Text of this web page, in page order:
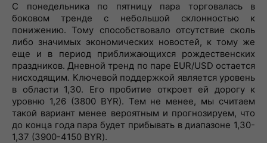
С понедельника по пятницу пара торговалась в
боковом тренде с небольшой склонностью к
понижению. Тому способствовало отсутствие сколь
либо значимых экономических новостей, к тому же
еще и в период приближающихся рождественских
праздников. Дневной тренд по паре EUR/USD остается
нисходящим. Ключевой поддержкой является уровень
в области 1,30. Его пробитие откроет ей дорогу к
уровню 1,26 (3800 BYR). Тем не менее, мы считаем
такой вариант менее вероятным и прогнозируем, что
до конца года пара будет прибывать в диапазоне 1,30-
1,37 (3900-4150 BYR).